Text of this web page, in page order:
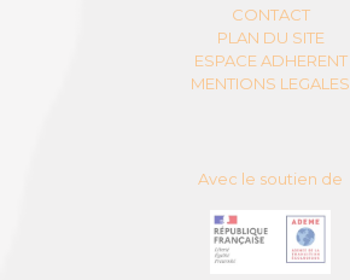
CONTACT
PLAN DU SITE
ESPACE ADHERENT
MENTIONS LEGALES
Avec le soutien de